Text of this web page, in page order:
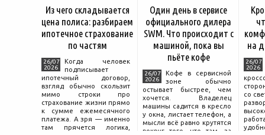
Из чего складывается
цена полиса: разбираем
ипотечное страхование
по частям
26/07
2026
Когда человек
подписывает
ипотечный договор,
взгляд обычно скользит
мимо строки про
страхование жизни прямо
к сумме ежемесячного
платежа. А зря — именно
там прячется логика,
Один день в сервисе
официального дилера
SWM. Что происходит с
машиной, пока вы
пьёте кофе
26/07
2026
Кофе в сервисной
зоне обычно
остывает быстрее, чем
хочется. Владелец
машины садится в кресло
у окна, листает телефон, а
мысли всё равно крутятся
вокруг того, что там, за
на
26/07
2026
со